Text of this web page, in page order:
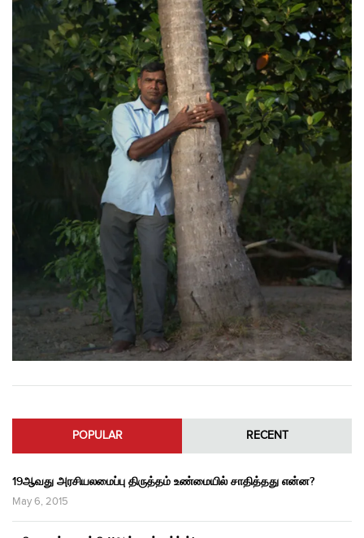
POPULAR RECENT
19ஆவது அரசியலமைப்பு திருத்தம் உண்மையில் சாதித்தது என்ன?
May 6, 2015